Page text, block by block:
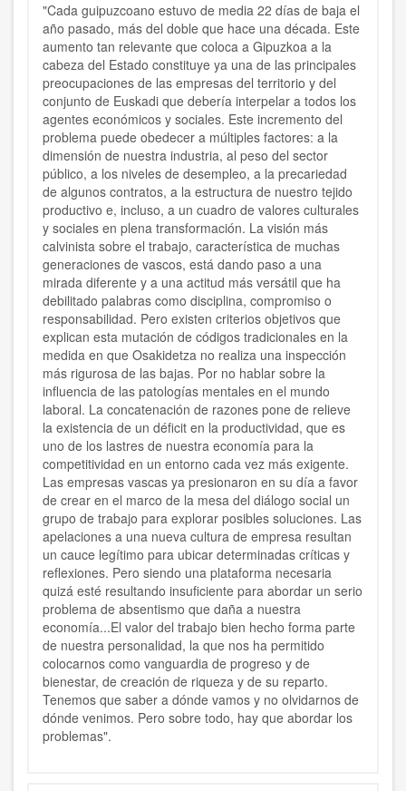
"Cada guipuzcoano estuvo de media 22 días de baja el
año pasado, más del doble que hace una década. Este
aumento tan relevante que coloca a Gipuzkoa a la
cabeza del Estado constituye ya una de las principales
preocupaciones de las empresas del territorio y del
conjunto de Euskadi que debería interpelar a todos los
agentes económicos y sociales. Este incremento del
problema puede obedecer a múltiples factores: a la
dimensión de nuestra industria, al peso del sector
público, a los niveles de desempleo, a la precariedad
de algunos contratos, a la estructura de nuestro tejido
productivo e, incluso, a un cuadro de valores culturales
y sociales en plena transformación. La visión más
calvinista sobre el trabajo, característica de muchas
generaciones de vascos, está dando paso a una
mirada diferente y a una actitud más versátil que ha
debilitado palabras como disciplina, compromiso o
responsabilidad. Pero existen criterios objetivos que
explican esta mutación de códigos tradicionales en la
medida en que Osakidetza no realiza una inspección
más rigurosa de las bajas. Por no hablar sobre la
influencia de las patologías mentales en el mundo
laboral. La concatenación de razones pone de relieve
la existencia de un déficit en la productividad, que es
uno de los lastres de nuestra economía para la
competitividad en un entorno cada vez más exigente.
Las empresas vascas ya presionaron en su día a favor
de crear en el marco de la mesa del diálogo social un
grupo de trabajo para explorar posibles soluciones. Las
apelaciones a una nueva cultura de empresa resultan
un cauce legítimo para ubicar determinadas críticas y
reflexiones. Pero siendo una plataforma necesaria
quizá esté resultando insuficiente para abordar un serio
problema de absentismo que daña a nuestra
economía...El valor del trabajo bien hecho forma parte
de nuestra personalidad, la que nos ha permitido
colocarnos como vanguardia de progreso y de
bienestar, de creación de riqueza y de su reparto.
Tenemos que saber a dónde vamos y no olvidarnos de
dónde venimos. Pero sobre todo, hay que abordar los
problemas".